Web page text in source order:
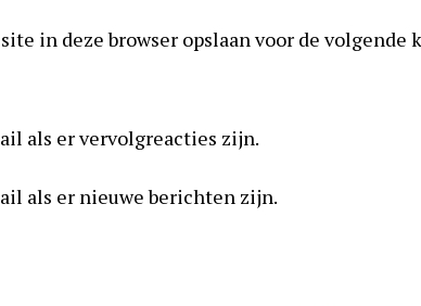
in
kunnen
reageren
in
in deze browser opslaan voor de volgende
als er vervolgreacties zijn.
als er nieuwe berichten zijn.